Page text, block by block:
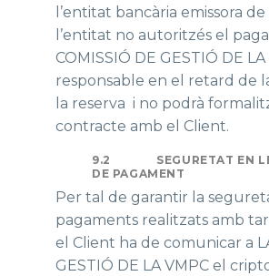
l’entitat bancària emissora de
l’entitat no autoritzés el
COMISSIÓ DE GESTIÓ DE
responsable en el retard de
la reserva i no podrà
contracte amb el Client.
9.2 SEGURETAT EN
DE PAGAMENT
Per tal de garantir la
pagaments realitzats amb
el Client ha de comunicar a
GESTIÓ DE LA VMPC el